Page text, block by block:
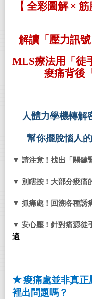
【 全彩圖解 ×
解讀「壓力訊號
MLS療法用「徒
痠痛背後
人體力學機轉解
幫你擺脫惱人
▼ 請注意！找出「關鍵
▼ 別瞎按！大部分痠痛
▼ 抓痛處！回溯各種誘
▼ 安心壓！針對痛源徒
適
★痠痛處並非真正
裡出問題嗎？